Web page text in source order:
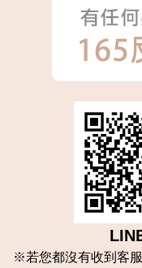
※若您都沒有收到客